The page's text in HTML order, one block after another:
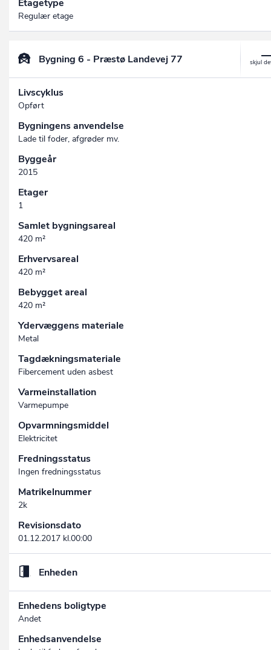
Etagetype
Regulær etage
Bygning 6 - Præstø Landevej 77
Livscyklus
Opført
Bygningens anvendelse
Lade til foder, afgrøder mv.
Byggeår
2015
Etager
1
Samlet bygningsareal
420 m²
Erhvervsareal
420 m²
Bebygget areal
420 m²
Ydervæggens materiale
Metal
Tagdækningsmateriale
Fibercement uden asbest
Varmeinstallation
Varmepumpe
Opvarmningsmiddel
Elektricitet
Fredningsstatus
Ingen fredningsstatus
Matrikelnummer
2k
Revisionsdato
01.12.2017 kl.00:00
Enheden
Enhedens boligtype
Andet
Enhedsanvendelse